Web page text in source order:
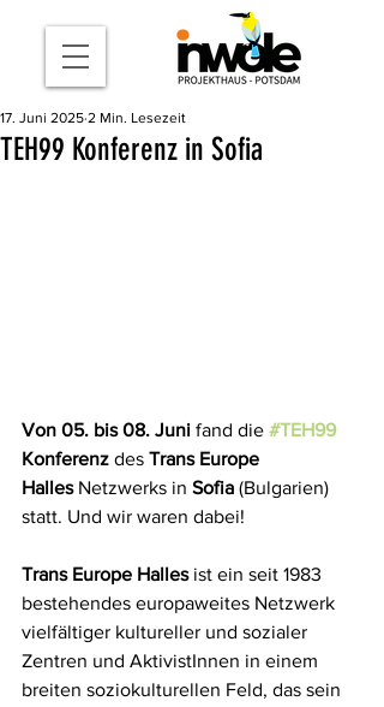
TEH99 Konferenz in Sofia
17. Juni 2025 2 Min. Lesezeit
Von 05. bis 08. Juni fand die #TEH99
Konferenz des Trans Europe
Halles Netzwerks in Sofia (Bulgarien)
statt. Und wir waren dabei!
Trans Europe Halles ist ein seit 1983
bestehendes europaweites Netzwerk
vielfältiger kultureller und sozialer
Zentren und AktivistInnen in einem
breiten soziokulturellen Feld, das sein